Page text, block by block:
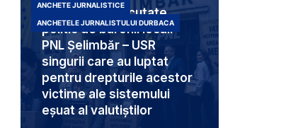
Trei femei executate
politic de baronii locali
PNL Șelimbăr – USR
singurii care au luptat
pentru drepturile acestor
victime ale sistemului
eșuat al valutiștilor
ANCHETE JURNALISTICE
ANCHETELE JURNALISTULUI DURBACA